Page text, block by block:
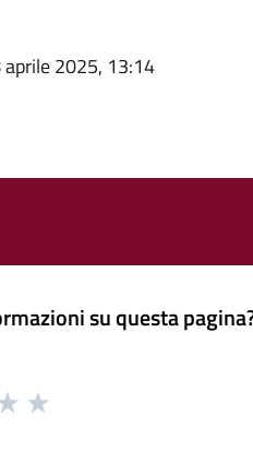
aprile 2025, 13:14
su questa